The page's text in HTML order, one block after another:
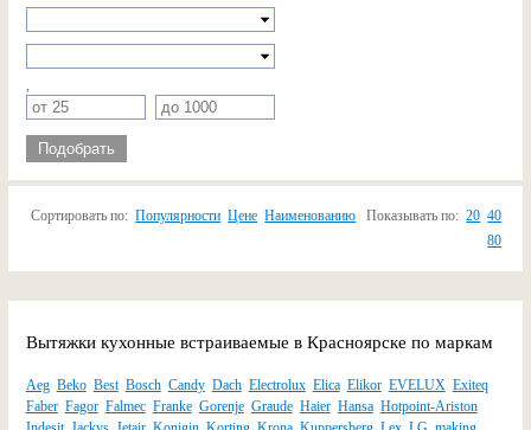
Подобрать
Сортировать по: Популярности Цене Наименованию Показывать по: 20 40
80
Вытяжки кухонные встраиваемые в Красноярске по маркам
Aeg Beko Best Bosch Candy Dach Electrolux Elica Elikor EVELUX Exiteq
Faber Fagor Falmec Franke Gorenje Graude Haier Hansa Hotpoint-Ariston